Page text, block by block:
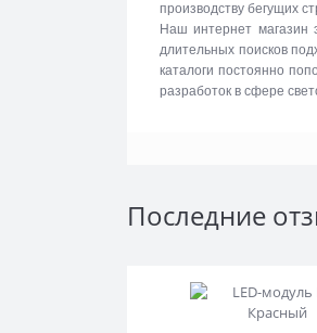
производству бегущих
Наш интернет магазин
длительных поисков
каталоги постоянно
разработок в сфере
Последние